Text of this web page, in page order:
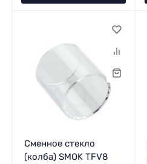
Сменное стекло
(колба) SMOK TFV8